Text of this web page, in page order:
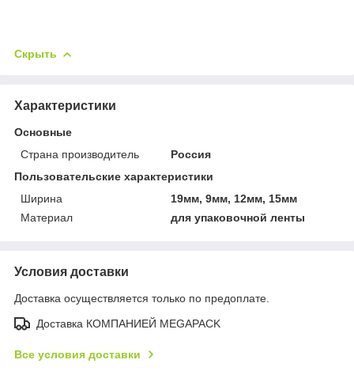
Скрыть
Характеристики
Основные
Страна производитель
Россия
Пользовательские характеристики
Ширина
19мм, 9мм, 12мм, 15мм
Материал
для упаковочной ленты
Условия доставки
Доставка осуществляется только по предоплате.
Доставка КОМПАНИЕЙ MEGAPACK
Все условия доставки